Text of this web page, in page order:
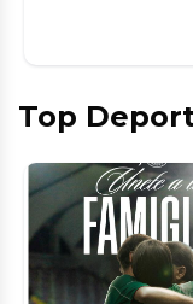
Top